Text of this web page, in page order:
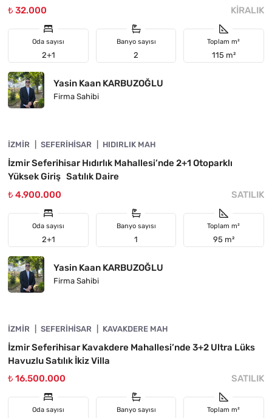
₺ 32.000
KIRALIK
Oda sayısı
2+1
Banyo sayısı
2
Toplam m²
115 m²
Yasin Kaan KARBUZOĞLU
Firma Sahibi
ÖNE ÇIKAN
İZMIR SEFERIHISAR HIDIRLIK MAH
İzmir Seferihisar Hıdırlık Mahallesi’nde 2+1 Otoparklı
Yüksek Giriş Satılık Daire
₺ 4.900.000
SATILIK
Oda sayısı
2+1
Banyo sayısı
1
Toplam m²
95 m²
Yasin Kaan KARBUZOĞLU
Firma Sahibi
ÖNE ÇIKAN
İZMIR SEFERIHISAR KAVAKDERE MAH
İzmir Seferihisar Kavakdere Mahallesi’nde 3+2 Ultra Lüks
Havuzlu Satılık İkiz Villa
₺ 16.500.000
SATILIK
Oda sayısı Banyo sayısı Toplam m²